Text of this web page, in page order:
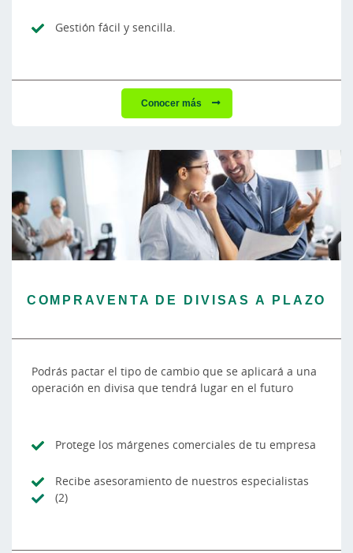
Gestión fácil y sencilla.
Conocer más
COMPRAVENTA DE DIVISAS A PLAZO
Podrás pactar el tipo de cambio que se aplicará a una
operación en divisa que tendrá lugar en el futuro
Protege los márgenes comerciales de tu empresa
Recibe asesoramiento de nuestros especialistas
(2)